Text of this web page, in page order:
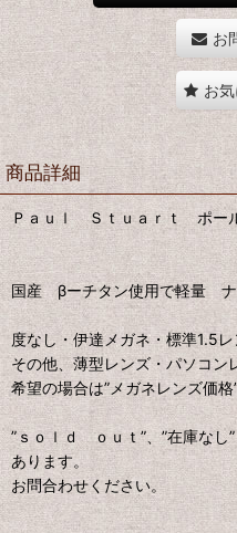
お
お
商品詳細
Ｐａｕｌ Ｓｔｕａｒｔ ポー
国産 βーチタン使用で軽量 ナ
度なし・伊達メガネ・標準1.5
その他、薄型レンズ・パソコン
希望の場合は”メガネレンズ価格
”ｓｏｌｄ ｏｕｔ”、”在庫な
あります。
お問合わせください。